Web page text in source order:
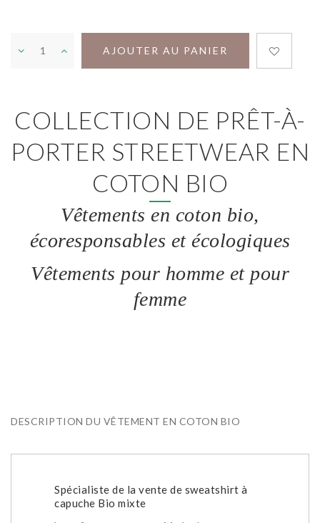
AJOUTER AU PANIER
COLLECTION DE PRÊT-À-
PORTER STREETWEAR EN
COTON BIO
Vêtements en coton bio,
écoresponsables et écologiques
Vêtements pour homme et pour
femme
DESCRIPTION DU VÊTEMENT EN COTON BIO
Spécialiste de la vente de sweatshirt à
capuche Bio mixte